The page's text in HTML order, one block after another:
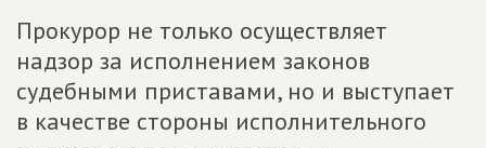
Прокурор не только осуществляет
надзор за исполнением законов
судебными приставами, но и выступает
в качестве стороны исполнительного